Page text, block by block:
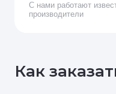
С нами работают
производители
Как